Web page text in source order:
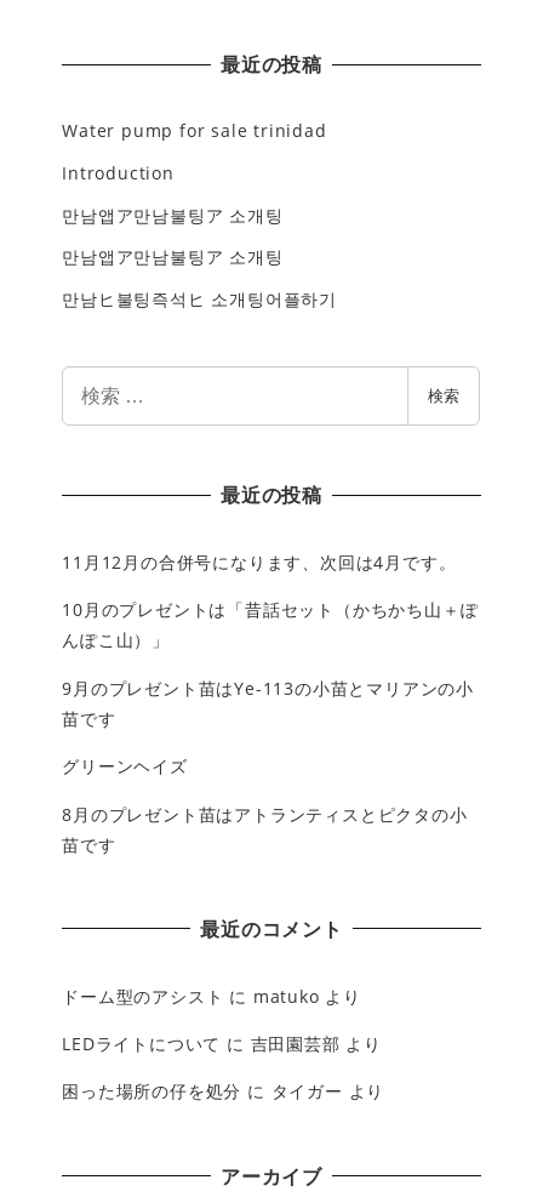
最近の投稿
Water pump for sale trinidad
Introduction
만남앱ア만남불팅ア 소개팅
만남앱ア만남불팅ア 소개팅
만남ヒ불팅즉석ヒ 소개팅어플하기
検索
最近の投稿
11月12月の合併号になります、次回は4月です。
10月のプレゼントは「昔話セット（かちかち山＋ぽ
んぽこ山）」
9月のプレゼント苗はYe-113の小苗とマリアンの小
苗です
グリーンヘイズ
8月のプレゼント苗はアトランティスとピクタの小
苗です
最近のコメント
ドーム型のアシスト に matuko より
LEDライトについて に 吉田園芸部 より
困った場所の仔を処分 に タイガー より
アーカイブ